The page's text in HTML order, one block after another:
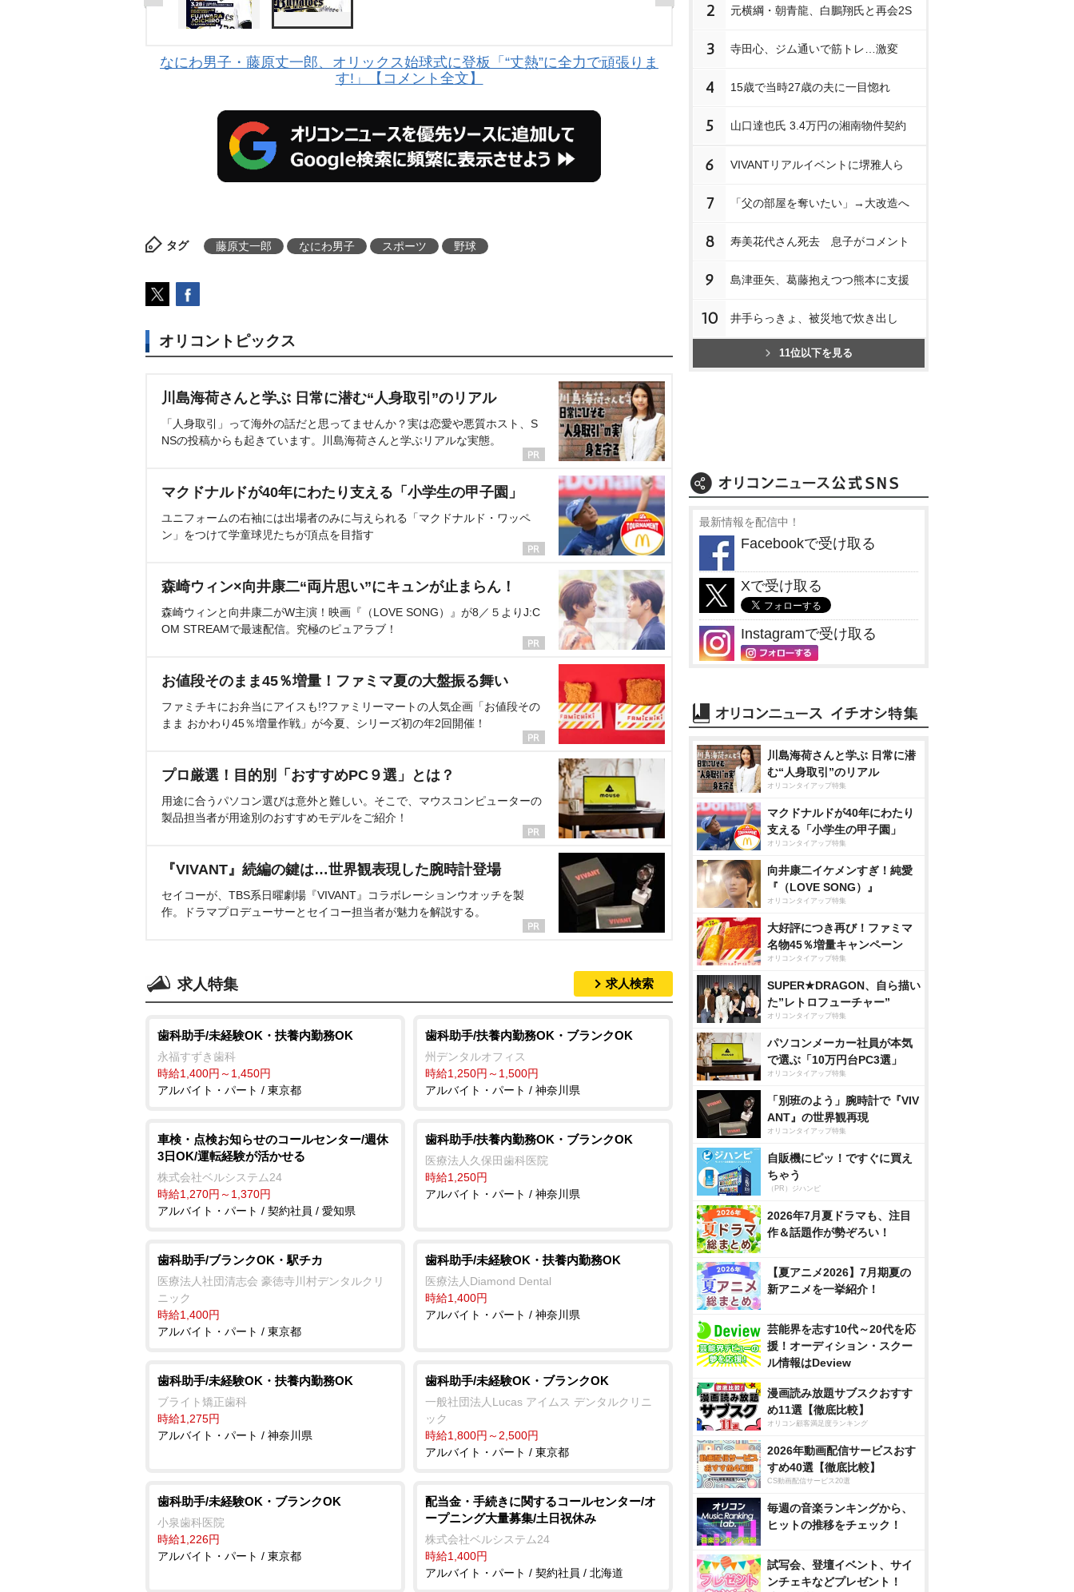
なにわ男子・藤原丈一郎、オリックス始球式に登板「“丈熱”に全力で頑張りま
す!」【コメント全文】
タグ 藤原丈一郎 なにわ男子 スポーツ 野球
オリコントピックス
川島海荷さんと学ぶ 日常に潜む“人身取引”のリアル
「人身取引」って海外の話だと思ってませんか？実は恋愛や悪質ホスト、S
NSの投稿からも起きています。川島海荷さんと学ぶリアルな実態。
マクドナルドが40年にわたり支える「小学生の甲子園」
ユニフォームの右袖には出場者のみに与えられる「マクドナルド・ワッペ
ン」をつけて学童球児たちが頂点を目指す
森崎ウィン×向井康二“両片思い”にキュンが止まらん！
森崎ウィンと向井康二がW主演！映画『（LOVE SONG）』が8／５よりJ:C
OM STREAMで最速配信。究極のピュアラブ！
お値段そのまま45％増量！ファミマ夏の大盤振る舞い
ファミチキにお弁当にアイスも!?ファミリーマートの人気企画「お値段その
まま おかわり45％増量作戦」が今夏、シリーズ初の年2回開催！
プロ厳選！目的別「おすすめPC９選」とは？
用途に合うパソコン選びは意外と難しい。そこで、マウスコンピューターの
製品担当者が用途別のおすすめモデルをご紹介！
『VIVANT』続編の鍵は…世界観表現した腕時計登場
セイコーが、TBS系日曜劇場『VIVANT』コラボレーションウオッチを製
作。ドラマプロデューサーとセイコー担当者が魅力を解説する。
求人特集 求人検索
歯科助手/未経験OK・扶養内勤務OK
永福すずき歯科
時給1,400円～1,450円
アルバイト・パート / 東京都
歯科助手/扶養内勤務OK・ブランクOK
州デンタルオフィス
時給1,250円～1,500円
アルバイト・パート / 神奈川県
車検・点検お知らせのコールセンター/週休
3日OK/運転経験が活かせる
株式会社ベルシステム24
時給1,270円～1,370円
アルバイト・パート / 契約社員 / 愛知県
歯科助手/扶養内勤務OK・ブランクOK
医療法人久保田歯科医院
時給1,250円
アルバイト・パート / 神奈川県
歯科助手/ブランクOK・駅チカ
医療法人社団清志会 豪徳寺川村デンタルクリ
ニック
時給1,400円
アルバイト・パート / 東京都
歯科助手/未経験OK・扶養内勤務OK
医療法人Diamond Dental
時給1,400円
アルバイト・パート / 神奈川県
歯科助手/未経験OK・扶養内勤務OK
ブライト矯正歯科
時給1,275円
アルバイト・パート / 神奈川県
歯科助手/未経験OK・ブランクOK
一般社団法人Lucas アイムス デンタルクリニ
ック
時給1,800円～2,500円
アルバイト・パート / 東京都
歯科助手/未経験OK・ブランクOK
小泉歯科医院
時給1,226円
アルバイト・パート / 東京都
配当金・手続きに関するコールセンター/オ
ープニング大量募集/土日祝休み
株式会社ベルシステム24
時給1,400円
アルバイト・パート / 契約社員 / 北海道
2 元横綱・朝青龍、白鵬翔氏と再会2S
3 寺田心、ジム通いで筋トレ…激変
4 15歳で当時27歳の夫に一目惚れ
5 山口達也氏 3.4万円の湘南物件契約
6 VIVANTリアルイベントに堺雅人ら
7 「父の部屋を奪いたい」→大改造へ
8 寿美花代さん死去 息子がコメント
9 島津亜矢、葛藤抱えつつ熊本に支援
10 井手らっきょ、被災地で炊き出し
11位以下を見る
最新情報を配信中！
Facebookで受け取る
Xで受け取る
Instagramで受け取る
川島海荷さんと学ぶ 日常に潜
む“人身取引”のリアル
オリコンタイアップ特集
マクドナルドが40年にわたり
支える「小学生の甲子園」
オリコンタイアップ特集
向井康二イケメンすぎ！純愛
『（LOVE SONG）』
オリコンタイアップ特集
大好評につき再び！ファミマ
名物45％増量キャンペーン
オリコンタイアップ特集
SUPER★DRAGON、自ら描い
た”レトロフューチャー”
オリコンタイアップ特集
パソコンメーカー社員が本気
で選ぶ「10万円台PC3選」
オリコンタイアップ特集
「別班のよう」腕時計で『VIV
ANT』の世界観再現
オリコンタイアップ特集
自販機にピッ！ですぐに買え
ちゃう
（PR）ジハンピ
2026年7月夏ドラマも、注目
作＆話題作が勢ぞろい！
【夏アニメ2026】7月期夏の
新アニメを一挙紹介！
芸能界を志す10代～20代を応
援！オーディション・スクー
ル情報はDeview
漫画読み放題サブスクおすす
め11選【徹底比較】
オリコン顧客満足度ランキング
2026年動画配信サービスおす
すめ40選【徹底比較】
CS動画配信サービス20選
毎週の音楽ランキングから、
ヒットの推移をチェック！
試写会、登壇イベント、サイ
ンチェキなどプレゼント！